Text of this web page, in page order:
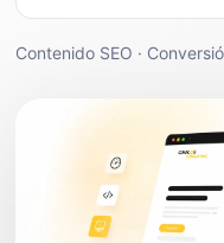
Contenido SEO ·